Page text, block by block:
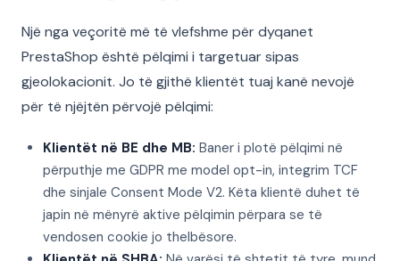
Një nga veçoritë më të vlefshme për dyqanet
PrestaShop është pëlqimi i targetuar sipas
gjeolokacionit. Jo të gjithë klientët tuaj kanë nevojë
për të njëjtën përvojë pëlqimi:
Klientët në BE dhe MB: Baner i plotë pëlqimi në
përputhje me GDPR me model opt-in, integrim TCF
dhe sinjale Consent Mode V2. Këta klientë duhet të
japin në mënyrë aktive pëlqimin përpara se të
vendosen cookie jo thelbësore.